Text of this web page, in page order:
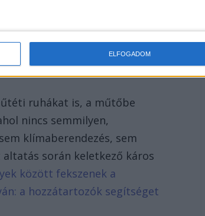
ELFOGADOM
ruhákat is, a műtőbe
nincs semmilyen,
klímaberendezés, sem
során keletkező káros
között fekszenek a
a hozzátartozók segítséget